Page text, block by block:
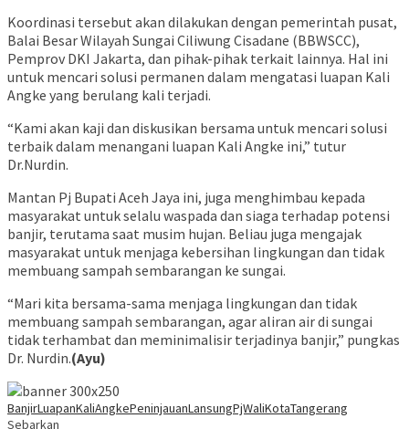
Koordinasi tersebut akan dilakukan dengan pemerintah pusat,
Balai Besar Wilayah Sungai Ciliwung Cisadane (BBWSCC),
Pemprov DKI Jakarta, dan pihak-pihak terkait lainnya. Hal ini
untuk mencari solusi permanen dalam mengatasi luapan Kali
Angke yang berulang kali terjadi.
“Kami akan kaji dan diskusikan bersama untuk mencari solusi
terbaik dalam menangani luapan Kali Angke ini,” tutur
Dr.Nurdin.
Mantan Pj Bupati Aceh Jaya ini, juga menghimbau kepada
masyarakat untuk selalu waspada dan siaga terhadap potensi
banjir, terutama saat musim hujan. Beliau juga mengajak
masyarakat untuk menjaga kebersihan lingkungan dan tidak
membuang sampah sembarangan ke sungai.
“Mari kita bersama-sama menjaga lingkungan dan tidak
membuang sampah sembarangan, agar aliran air di sungai
tidak terhambat dan meminimalisir terjadinya banjir,” pungkas
Dr. Nurdin.(Ayu)
BanjirLuapanKaliAngkePeninjauanLansungPjWaliKotaTangerang
Sebarkan